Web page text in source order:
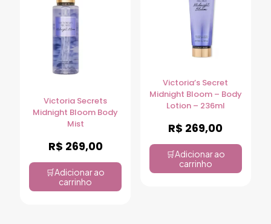
Victoria Secrets
Midnight Bloom Body
Mist
R$ 269,00
Adicionar ao
carrinho
Victoria’s Secret
Midnight Bloom – Body
Lotion – 236ml
R$ 269,00
Adicionar ao
carrinho